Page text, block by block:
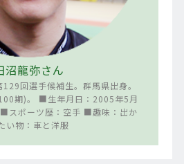
沼龍弥さん
回選手候補生。群馬県出身。
期)。 ■生年月日：2005年5月
スポーツ歴：空手 ■趣味：出か
い物：車と洋服